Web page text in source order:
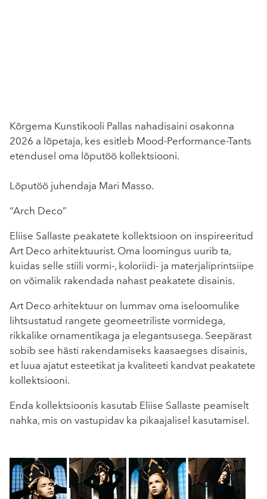
Kõrgema Kunstikooli Pallas nahadisaini osakonna
2026 a lõpetaja, kes esitleb Mood-Performance-Tants
etendusel oma lõputöö kollektsiooni.
Lõputöö juhendaja Mari Masso.
“Arch Deco”
Eliise Sallaste peakatete kollektsioon on inspireeritud
Art Deco arhitektuurist. Oma loomingus uurib ta,
kuidas selle stiili vormi-, koloriidi- ja materjaliprintsiipe
on võimalik rakendada nahast peakatete disainis.
Art Deco arhitektuur on lummav oma iseloomulike
lihtsustatud rangete geomeetriliste vormidega,
rikkalike ornamentikaga ja elegantsusega. Seepärast
sobib see hästi rakendamiseks kaasaegses disainis,
et luua ajatut esteetikat ja kvaliteeti kandvat peakatete
kollektsiooni.
Enda kollektsioonis kasutab Eliise Sallaste peamiselt
nahka, mis on vastupidav ka pikaajalisel kasutamisel.